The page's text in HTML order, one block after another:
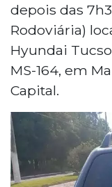
depois das
Rodoviária)
Hyundai
MS-164, em
Capital.